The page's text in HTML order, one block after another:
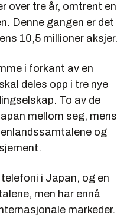
over tre år, omtrent en
Denne gangen er det
10,5 millioner aksjer.
i forkant av en
deles opp i tre nye
To av de
mellom seg, mens
og
i Japan, og en
men har ennå
markeder.